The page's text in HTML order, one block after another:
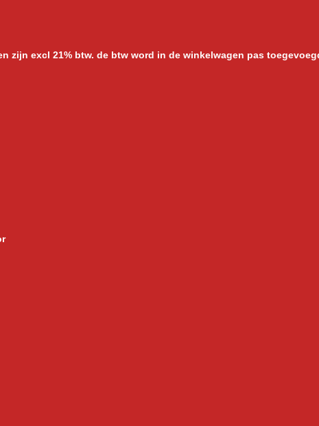
zijn excl 21% btw. de btw word in de winkelwagen pas